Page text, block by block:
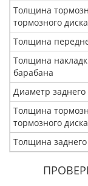
Толщина
тормозного диска
Толщина
Толщина
барабана
Диаметр
Толщина
тормозного диска
Толщина